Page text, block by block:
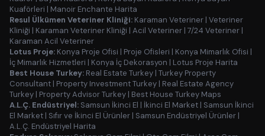
Kuaförleri | Manoir Enchante Harita
Resul Ülkümen Veteriner Kliniği: Karaman Veteriner | Veteriner
Kliniği | Karaman Veteriner Kliniği | Acil Veteriner | 7/24 Veteriner |
Karaman Acil Veteriner
Lotus Proje: Konya Proje Ofisi | Proje Ofisleri | Konya Mimarlık Ofisi |
İç Mimarlık Hizmetleri | Konya İç Dekorasyon | Lotus Proje Harita
Best House Turkey: Real Estate Turkey | Turkey Property
Consultant | Property Investment Turkey | Real Estate Agency
Turkey | Property Advisor Turkey | Best House Turkey Maps
A.L.Ç. Endüstriyel: Samsun İkinci El | İkinci El Market | Samsun İkinci
El Market | Sıfır ve İkinci El Ürünler | Samsun Endüstriyel Ürünler |
A.L.Ç. Endüstriyel Harita